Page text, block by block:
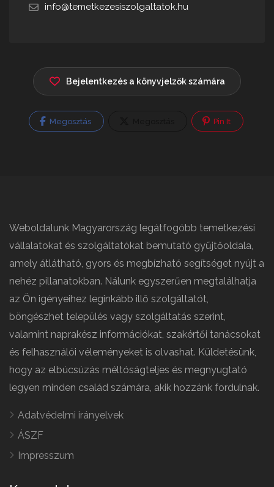
info@temetkezesiszolgaltatok.hu
Bejelentkezés a könyvjelzők számára
Megosztás Pin It
Weboldalunk Magyarország legátfogóbb temetkezési
vállalatokat és szolgáltatókat bemutató gyűjtőoldala,
amely átlátható, gyors és megbízható segítséget nyújt a
nehéz pillanatokban. Nálunk egyszerűen megtalálhatja
az Ön igényeihez leginkább illő szolgáltatót,
böngészhet település vagy szolgáltatás szerint,
valamint naprakész információkat, szakértői tanácsokat
és felhasználói véleményeket is olvashat. Küldetésünk,
hogy az elbúcsúzás méltóságteljes és megnyugtató
legyen minden család számára, akik hozzánk fordulnak.
Adatvédelmi irányelvek
ÁSZF
Impresszum